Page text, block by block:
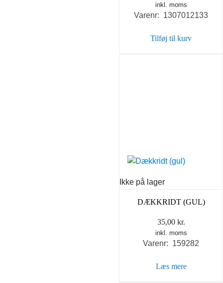
oprindelige
pris
399,00 kr..
pris
inkl. moms
Varenr: 1307012133
Tilføj til kurv
Ikke på lager
DÆKKRIDT (GUL)
35,00 kr.
inkl. moms
Varenr: 159282
Læs mere